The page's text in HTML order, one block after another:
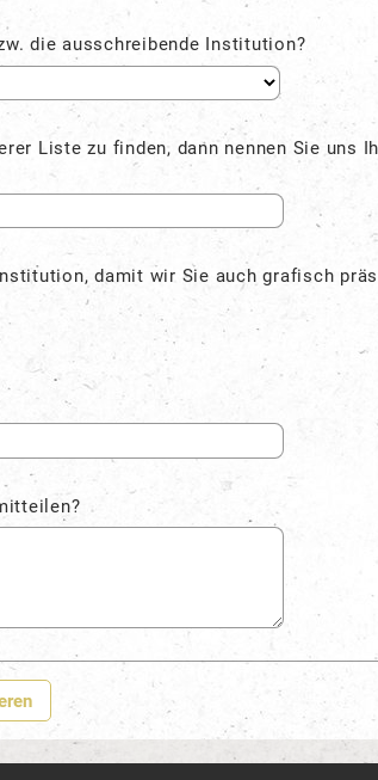
die ausschreibende Institution?
Liste zu finden, dann nennen Sie uns
damit wir Sie auch grafisch